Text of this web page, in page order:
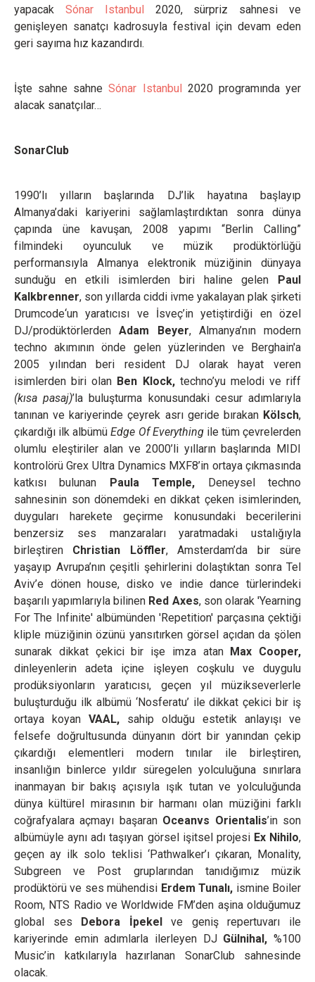
yapacak Sónar Istanbul 2020, sürpriz sahnesi ve
genişleyen sanatçı kadrosuyla festival için devam eden
geri sayıma hız kazandırdı.
İşte sahne sahneSónar Istanbul 2020 programında yer
alacak sanatçılar…
SonarClub
1990’lı yılların başlarında DJ’lik hayatına başlayıp
Almanya’daki kariyerini sağlamlaştırdıktan sonra dünya
çapında üne kavuşan, 2008 yapımı “Berlin Calling”
filmindeki oyunculuk ve müzik prodüktörlüğü
performansıyla Almanya elektronik müziğinin dünyaya
sunduğu en etkili isimlerden biri haline gelen Paul
Kalkbrenner, son yıllarda ciddi ivme yakalayan plak şirketi
Drumcode‘un yaratıcısı ve İsveç’in yetiştirdiği en özel
DJ/prodüktörlerdenAdam Beyer, Almanya’nın modern
techno akımının önde gelen yüzlerinden ve Berghain'a
2005 yılından beri resident DJ olarak hayat veren
isimlerden biri olan Ben Klock, techno’yu melodi ve riff
(kısa pasaj)’la buluşturma konusundaki cesur adımlarıyla
tanınan ve kariyerinde çeyrek asrı geride bırakan Kölsch,
çıkardığı ilk albümüEdge Of Everythingile tüm çevrelerden
olumlu eleştiriler alan ve 2000’li yılların başlarında MIDI
kontrolörü Grex Ultra Dynamics MXF8’in ortaya çıkmasında
katkısı bulunan Paula Temple, Deneysel techno
sahnesinin son dönemdeki en dikkat çeken isimlerinden,
duyguları harekete geçirme konusundaki becerilerini
benzersiz ses manzaraları yaratmadaki ustalığıyla
birleştiren Christian Löffler, Amsterdam’da bir süre
yaşayıp Avrupa’nın çeşitli şehirlerini dolaştıktan sonra Tel
Aviv’e dönen house, disko ve indie dance türlerindeki
başarılı yapımlarıyla bilinen Red Axes, son olarak 'Yearning
For The Infinite' albümünden 'Repetition' parçasına çektiği
kliple müziğinin özünü yansıtırken görsel açıdan da şölen
sunarak dikkat çekici bir işe imza atan Max Cooper,
dinleyenlerin adeta içine işleyen coşkulu ve duygulu
prodüksiyonların yaratıcısı, geçen yıl müzikseverlerle
buluşturduğu ilk albümü ‘Nosferatu’ ile dikkat çekici bir iş
ortaya koyan VAAL, sahip olduğu estetik anlayışı ve
felsefe doğrultusunda dünyanın dört bir yanından çekip
çıkardığı elementleri modern tınılar ile birleştiren,
insanlığın binlerce yıldır süregelen yolculuğuna sınırlara
inanmayan bir bakış açısıyla ışık tutan ve yolculuğunda
dünya kültürel mirasının bir harmanı olan müziğini farklı
coğrafyalara açmayı başaran Oceanvs Orientalis’in son
albümüyle aynı adı taşıyan görsel işitsel projesi Ex Nihilo,
geçen ay ilk solo teklisi ‘Pathwalker’ı çıkaran, Monality,
Subgreen ve Post gruplarından tanıdığımız müzik
prodüktörü ve ses mühendisi Erdem Tunalı, ismine Boiler
Room, NTS Radio ve Worldwide FM’den aşina olduğumuz
global ses Debora İpekelve geniş repertuvarı ile
kariyerinde emin adımlarla ilerleyen DJ Gülnihal,%100
Music’in katkılarıyla hazırlanan SonarClub sahnesinde
olacak.